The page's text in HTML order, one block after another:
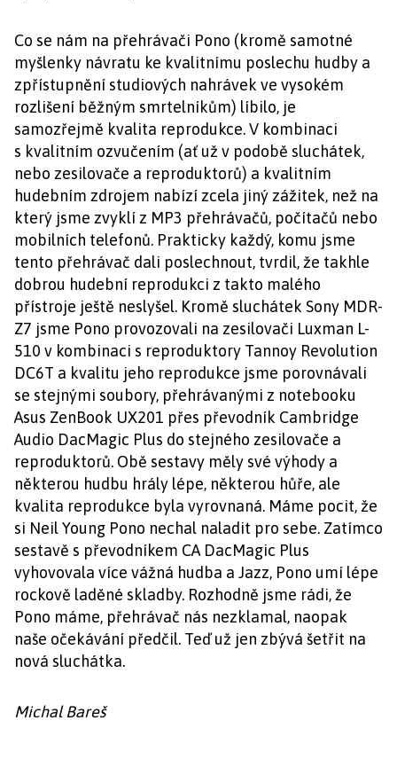
Co se nám na přehrávači Pono (kromě samotné
myšlenky návratu ke kvalitnímu poslechu hudby a
zpřístupnění studiových nahrávek ve vysokém
rozlišení běžným smrtelníkům) líbilo, je
samozřejmě kvalita reprodukce. V kombinaci
s kvalitním ozvučením (ať už v podobě sluchátek,
nebo zesilovače a reproduktorů) a kvalitním
hudebním zdrojem nabízí zcela jiný zážitek, než na
který jsme zvyklí z MP3 přehrávačů, počítačů nebo
mobilních telefonů. Prakticky každý, komu jsme
tento přehrávač dali poslechnout, tvrdil, že takhle
dobrou hudební reprodukci z takto malého
přístroje ještě neslyšel. Kromě sluchátek Sony MDR-
Z7 jsme Pono provozovali na zesilovači Luxman L-
510 v kombinaci s reproduktory Tannoy Revolution
DC6T a kvalitu jeho reprodukce jsme porovnávali
se stejnými soubory, přehrávanými z notebooku
Asus ZenBook UX201 přes převodník Cambridge
Audio DacMagic Plus do stejného zesilovače a
reproduktorů. Obě sestavy měly své výhody a
některou hudbu hrály lépe, některou hůře, ale
kvalita reprodukce byla vyrovnaná. Máme pocit, že
si Neil Young Pono nechal naladit pro sebe. Zatímco
sestavě s převodníkem CA DacMagic Plus
vyhovovala více vážná hudba a Jazz, Pono umí lépe
rockově laděné skladby. Rozhodně jsme rádi, že
Pono máme, přehrávač nás nezklamal, naopak
naše očekávání předčil. Teď už jen zbývá šetřit na
nová sluchátka.
Michal Bareš